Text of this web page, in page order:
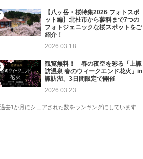
【八ヶ岳・桜特集2026 フォトスポ
ット編】北杜市から蓼科まで7つの
フォトジェニックな桜スポットをご
紹介！
2026.03.18
観覧無料！ 春の夜空を彩る「上諏
訪温泉 春のウィークエンド花火」in
諏訪湖、3日間限定で開催
2026.03.23
過去1か月にシェアされた数をランキングにしています